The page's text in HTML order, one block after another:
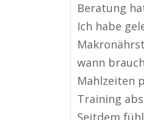
Beratung
Ich habe
wann
Mahlzeiten
Training
Seitdem